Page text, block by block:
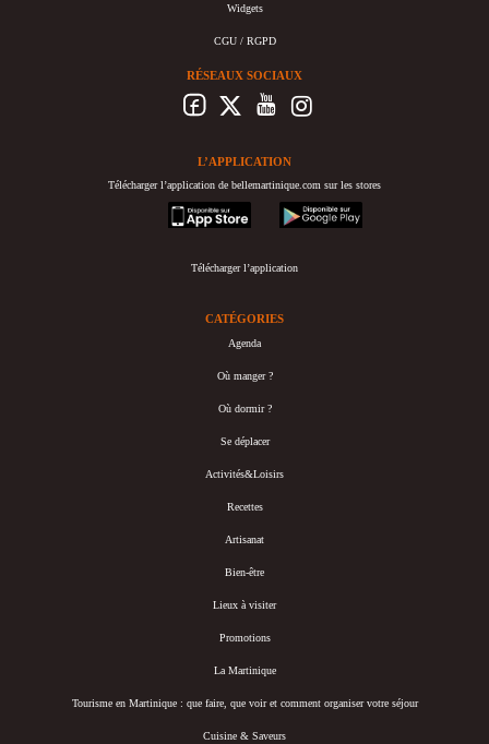
Widgets
CGU / RGPD
RÉSEAUX SOCIAUX
L’APPLICATION
Télécharger l’application de bellemartinique.com sur les stores
appstore
googleplay
Télécharger l’application
CATÉGORIES
Agenda
Où manger ?
Où dormir ?
Se déplacer
Activités&Loisirs
Recettes
Artisanat
Bien-être
Lieux à visiter
Promotions
La Martinique
Tourisme en Martinique : que faire, que voir et comment organiser votre séjour
Cuisine & Saveurs